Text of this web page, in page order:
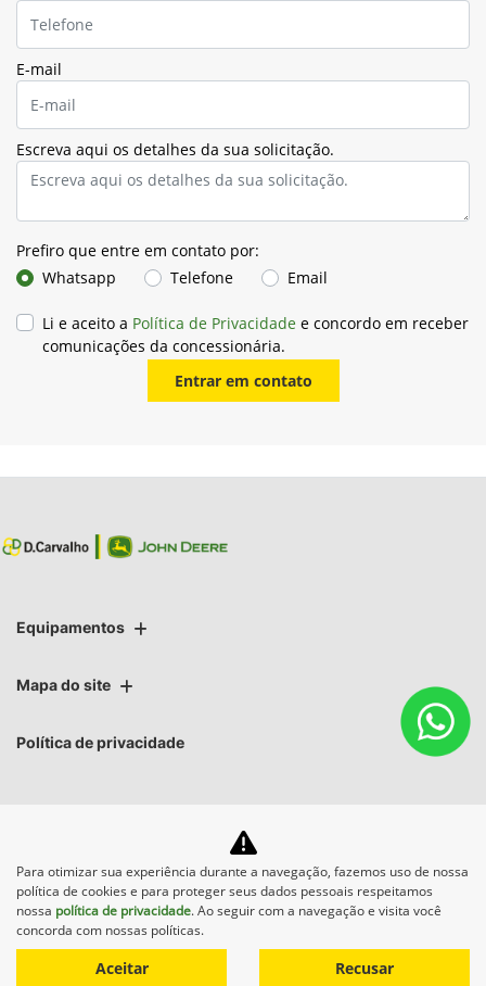
E-mail
Escreva aqui os detalhes da sua solicitação.
Prefiro que entre em contato por:
Whatsapp
Telefone Email
Li e aceito a Política de Privacidade e concordo em receber
comunicações da concessionária.
Entrar em contato
Equipamentos
Mapa do site
Política de privacidade
No trânsito, enxergar o outro
salva vidas.
Desenvolvido pela DEALERSPACE ® Direitos Reservados.
Para otimizar sua experiência durante a navegação, fazemos uso de nossa
política de cookies e para proteger seus dados pessoais respeitamos
nossa política de privacidade. Ao seguir com a navegação e visita você
concorda com nossas políticas.
Aceitar Recusar